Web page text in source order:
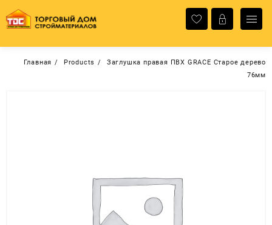
содержимому
Главная Products
Заглушка правая ПВХ GRACE Старое дерево
76мм